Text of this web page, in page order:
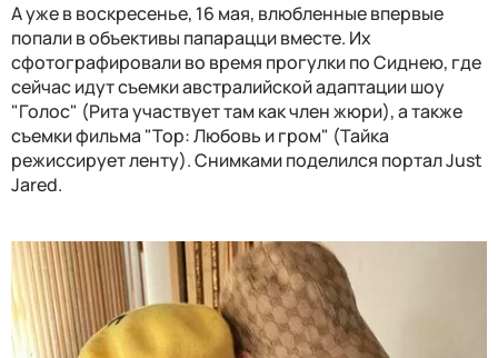
А уже в воскресенье, 16 мая, влюбленные впервые
попали в объективы папарацци вместе. Их
сфотографировали во время прогулки по Сиднею, где
сейчас идут съемки австралийской адаптации шоу
"Голос" (Рита участвует там как член жюри), а также
съемки фильма "Тор: Любовь и гром" (Тайка
режиссирует ленту). Снимками поделился портал Just
Jared.